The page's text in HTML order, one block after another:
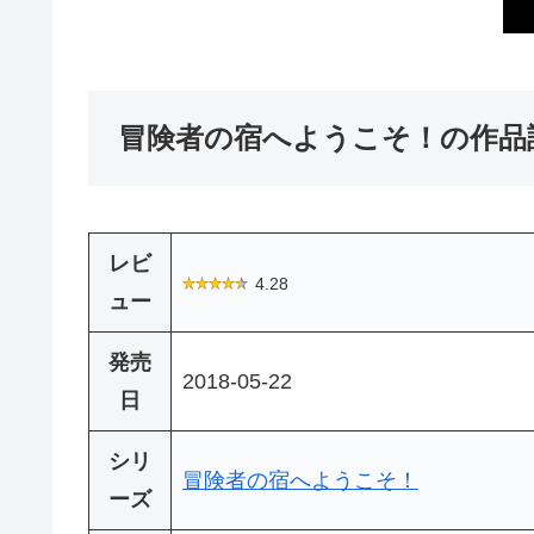
冒険者の宿へようこそ！の作品
レビ
ュー
4.28
発売
日
2018-05-22
シリ
ーズ
冒険者の宿へようこそ！